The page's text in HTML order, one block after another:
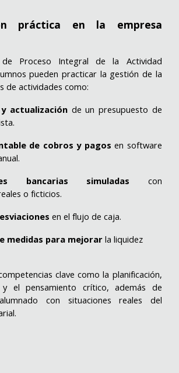
práctica en la empresa
Proceso Integral de la Actividad
pueden practicar la gestión de la
de actividades como:
actualización de un presupuesto de
de cobros y pagos en software
bancarias simuladas con
o ficticios.
en el flujo de caja.
medidas para mejorar la liquidez
clave como la planificación,
y el pensamiento crítico, además de
con situaciones reales del